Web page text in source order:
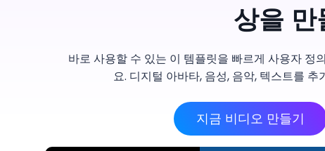
상을
바로 사용할 수 있는 이 템플릿을 빠르게 사용자 정
요. 디지털 아바타, 음성, 음악, 텍스트를
지금 비디오 만들기